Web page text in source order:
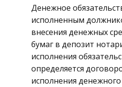
Денежное
исполненным
внесения денежных
бумаг в депозит
исполнения
определяется
исполнения денежного